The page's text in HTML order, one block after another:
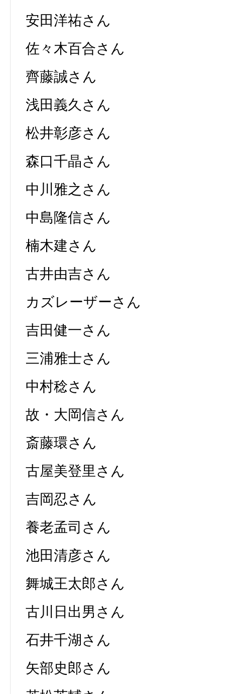
安田洋祐さん
佐々木百合さん
齊藤誠さん
浅田義久さん
松井彰彦さん
森口千晶さん
中川雅之さん
中島隆信さん
楠木建さん
古井由吉さん
カズレーザーさん
吉田健一さん
三浦雅士さん
中村稔さん
故・大岡信さん
斎藤環さん
古屋美登里さん
吉岡忍さん
養老孟司さん
池田清彦さん
舞城王太郎さん
古川日出男さん
石井千湖さん
矢部史郎さん